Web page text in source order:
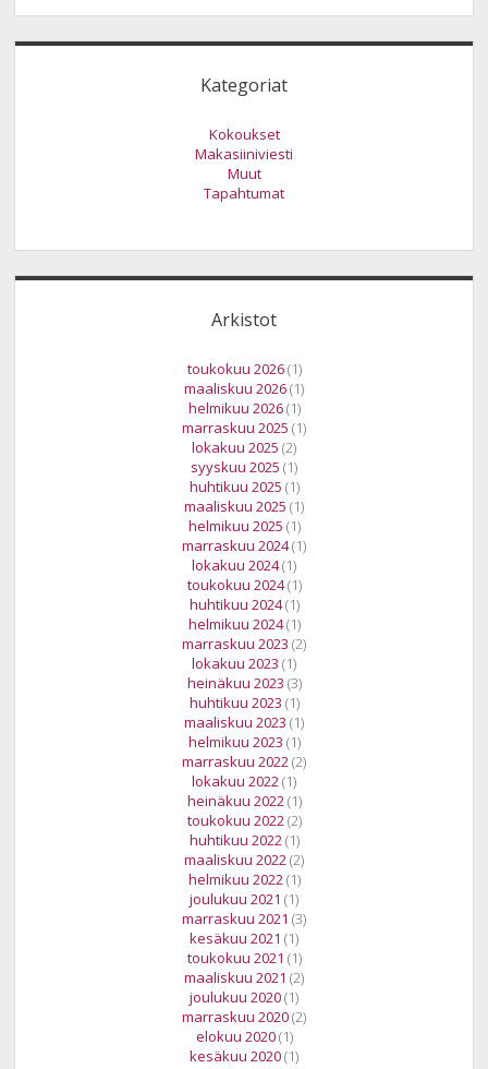
Kategoriat
Kokoukset
Makasiiniviesti
Muut
Tapahtumat
Arkistot
toukokuu 2026(1)
maaliskuu 2026(1)
helmikuu 2026(1)
marraskuu 2025 (1)
lokakuu 2025 (2)
syyskuu 2025 (1)
huhtikuu 2025 (1)
maaliskuu 2025 (1)
helmikuu 2025 (1)
marraskuu 2024(1)
lokakuu 2024(1)
toukokuu 2024(1)
huhtikuu 2024(1)
helmikuu 2024(1)
marraskuu 2023 (2)
lokakuu 2023 (1)
heinäkuu 2023 (3)
huhtikuu 2023 (1)
maaliskuu 2023 (1)
helmikuu 2023 (1)
marraskuu 2022(2)
lokakuu 2022(1)
heinäkuu 2022(1)
toukokuu 2022(2)
huhtikuu 2022(1)
maaliskuu 2022(2)
helmikuu 2022(1)
joulukuu 2021 (1)
marraskuu 2021 (3)
kesäkuu 2021 (1)
toukokuu 2021 (1)
maaliskuu 2021 (2)
joulukuu 2020(1)
marraskuu 2020(2)
elokuu 2020(1)
kesäkuu 2020(1)